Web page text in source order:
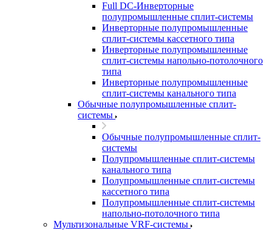
Full DC-Инверторные
полупромышленные сплит-системы
Инверторные полупромышленные
сплит-системы кассетного типа
Инверторные полупромышленные
сплит-системы напольно-потолочного
типа
Инверторные полупромышленные
сплит-системы канального типа
Обычные полупромышленные сплит-
системы
Обычные полупромышленные сплит-
системы
Полупромышленные сплит-системы
канального типа
Полупромышленные сплит-системы
кассетного типа
Полупромышленные сплит-системы
напольно-потолочного типа
Мультизональные VRF-системы